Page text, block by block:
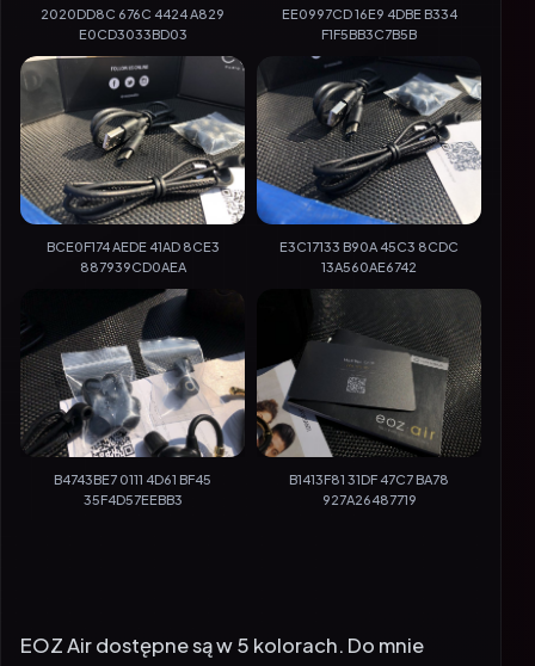
2020DD8C 676C 4424 A829
E0CD3033BD03
EE0997CD 16E9 4DBE B334
F1F5BB3C7B5B
BCE0F174 AEDE 41AD 8CE3
887939CD0AEA
E3C17133 B90A 45C3 8CDC
13A560AE6742
B4743BE7 0111 4D61 BF45
35F4D57EEBB3
B1413F81 31DF 47C7 BA78
927A26487719
EOZ Air dostępne są w 5 kolorach. Do mnie